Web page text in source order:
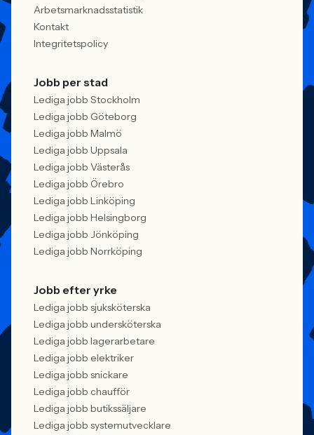
Arbetsmarknadsstatistik
Kontakt
Integritetspolicy
Jobb per stad
Lediga jobb Stockholm
Lediga jobb Göteborg
Lediga jobb Malmö
Lediga jobb Uppsala
Lediga jobb Västerås
Lediga jobb Örebro
Lediga jobb Linköping
Lediga jobb Helsingborg
Lediga jobb Jönköping
Lediga jobb Norrköping
Jobb efter yrke
Lediga jobb sjuksköterska
Lediga jobb undersköterska
Lediga jobb lagerarbetare
Lediga jobb elektriker
Lediga jobb snickare
Lediga jobb chaufför
Lediga jobb butikssäljare
Lediga jobb systemutvecklare